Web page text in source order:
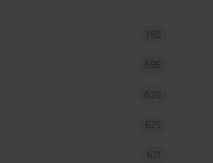
150
695
620
675
671